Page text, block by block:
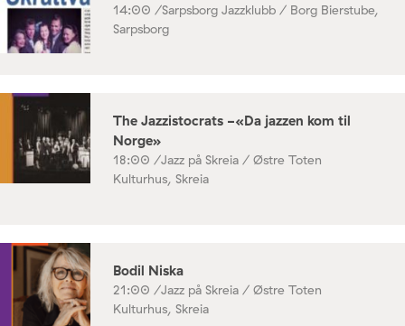
14:00 /Sarpsborg Jazzklubb / Borg Bierstube,
Sarpsborg
The Jazzistocrats -«Da jazzen kom til
Norge»
18:00 /Jazz på Skreia / Østre Toten
Kulturhus, Skreia
Bodil Niska
21:00 /Jazz på Skreia / Østre Toten
Kulturhus, Skreia